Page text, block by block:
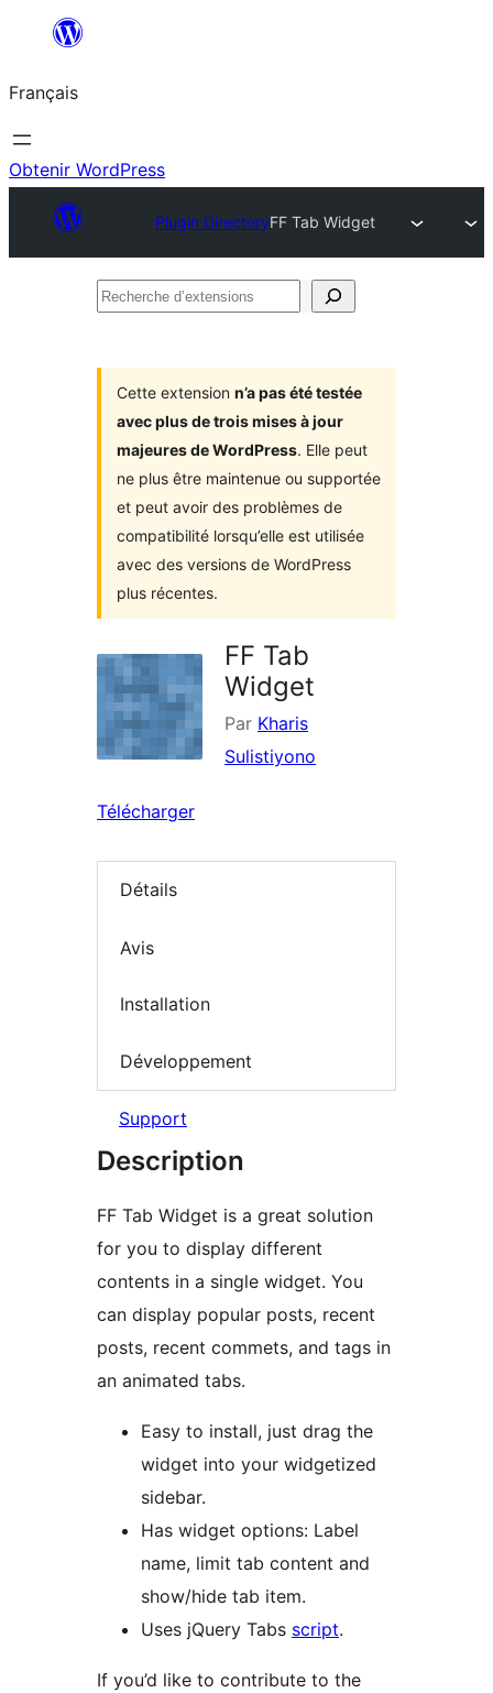
contenu
Français
Obtenir WordPress
Plugin DirectoryFF Tab Widget
Recherche
Cette extension n’a pas été testée
avec plus de trois mises à jour
majeures de WordPress. Elle peut
ne plus être maintenue ou supportée
et peut avoir des problèmes de
compatibilité lorsqu’elle est utilisée
avec des versions de WordPress
plus récentes.
FF Tab
Widget
Par Kharis
Sulistiyono
Télécharger
Détails
Avis
Installation
Développement
Support
Description
FF Tab Widget is a great solution
for you to display different
contents in a single widget. You
can display popular posts, recent
posts, recent commets, and tags in
an animated tabs.
Easy to install, just drag the
widget into your widgetized
sidebar.
Has widget options: Label
name, limit tab content and
show/hide tab item.
Uses jQuery Tabs script.
If you’d like to contribute to the